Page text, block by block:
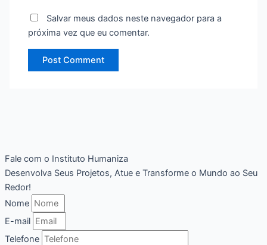
Salvar meus dados neste navegador para a
próxima vez que eu comentar.
Fale com o Instituto Humaniza
Desenvolva Seus Projetos, Atue e Transforme o Mundo ao Seu
Redor!
Nome
E-mail
Telefone